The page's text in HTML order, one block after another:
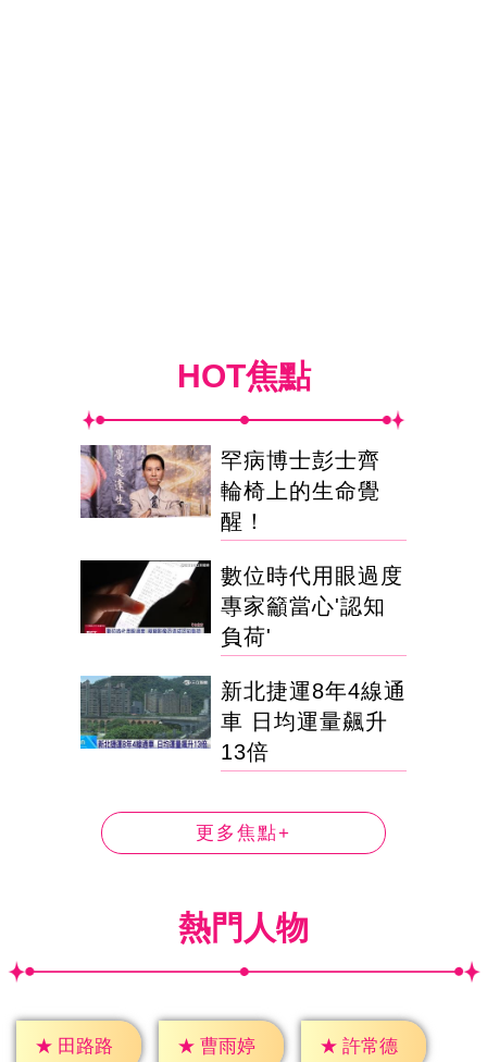
HOT焦點
罕病博士彭士齊
輪椅上的生命覺
醒！
數位時代用眼過度
專家籲當心'認知
負荷'
新北捷運8年4線通
車 日均運量飆升
13倍
更多焦點+
熱門人物
★ 田路路 ★ 曹雨婷 ★ 許常德